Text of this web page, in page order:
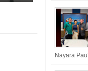
Nayara